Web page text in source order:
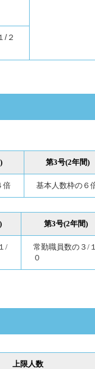
/２
第3号(2年間)
倍 基本人数枠の６
第3号(2年間)
/
常勤職員数の３/１
０
上限人数